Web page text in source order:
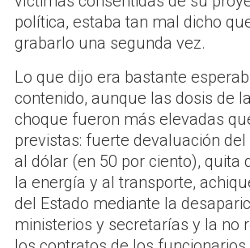
política, estaba tan mal dicho
grabarlo una segunda vez.
Lo que dijo era bastante
contenido, aunque las dosis de
choque fueron más elevadas
previstas: fuerte devaluación
al dólar (en 50 por ciento), quita
la energía y al transporte,
del Estado mediante la
ministerios y secretarías y la no